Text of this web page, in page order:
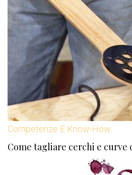
Competenze E Know-How
Come tagliare cerchi e curve